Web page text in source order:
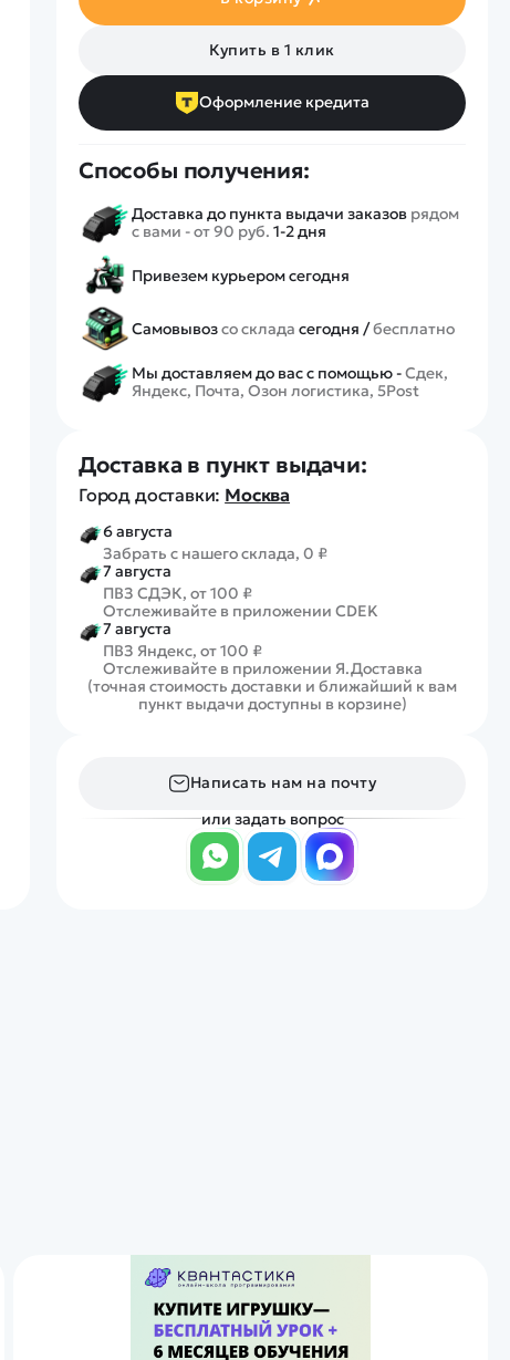
Купить в 1 клик
Оформление кредита
Способы получения:
Доставка до пункта выдачи заказов рядом
с вами - от 90 руб. 1-2 дня
Привезем курьером сегодня
Самовывозсо склада сегодня /бесплатно
Мы доставляем до вас с помощью -Сдек,
Яндекс, Почта, Озон логистика, 5Post
Доставка в пункт выдачи:
Город доставки: Москва
6 августа
Забрать с нашего склада, 0 ₽
7 августа
ПВЗ СДЭК, от 100 ₽
Отслеживайте в приложении CDEK
7 августа
ПВЗ Яндекс, от 100 ₽
Отслеживайте в приложении Я.Доставка
(точная стоимость доставки и ближайший к вам
пункт выдачи доступны в корзине)
Написать нам на почту
или задать вопрос
Спецтехника
Железные дороги
Конструкторы
Запчасти для моделей